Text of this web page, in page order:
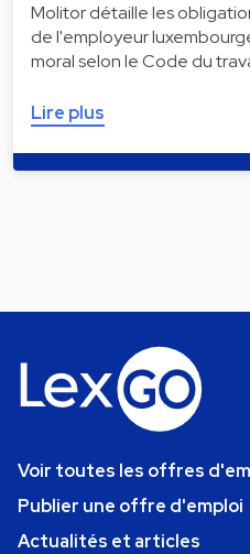
Molitor détaille les
de l'employeur
moral selon le Code du
Lire plus
Voir toutes les offres
Publier une offre d'emploi
Actualités et articles